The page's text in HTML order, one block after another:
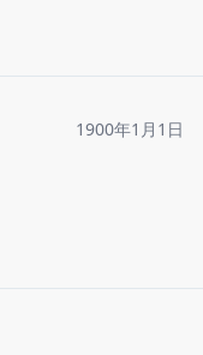
1900年1月1日